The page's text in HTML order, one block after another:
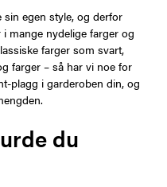
egen style, og derfor
mange nydelige farger og
farger som svart,
farger – så har vi noe for
plagg i garderoben din, og
du